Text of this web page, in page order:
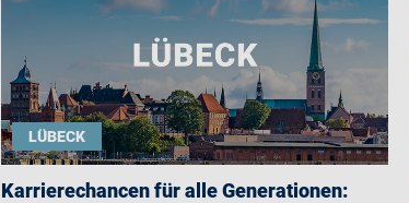
LÜBECK
Karrierechancen für alle Generationen: